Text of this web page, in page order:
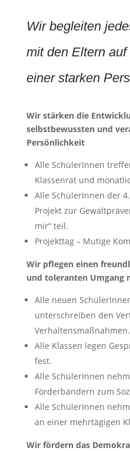
Wir begleiten
mit den Eltern
einer starken
Wir stärken die
selbstbewussten und
Persönlichkeit
Alle SchülerInnen
Klassenrat und
Alle SchülerInnen der
Projekt zur
mir“ teil.
Projekttag – Mutige
Wir pflegen einen
und toleranten Umgang
Alle neuen
unterschreiben den
Verhaltensmaßnahmen.
Alle Klassen legen
fest.
Alle SchülerInnen
Förderbändern zum
Alle SchülerInnen
an einer mehrtägigen
Wir fördern das